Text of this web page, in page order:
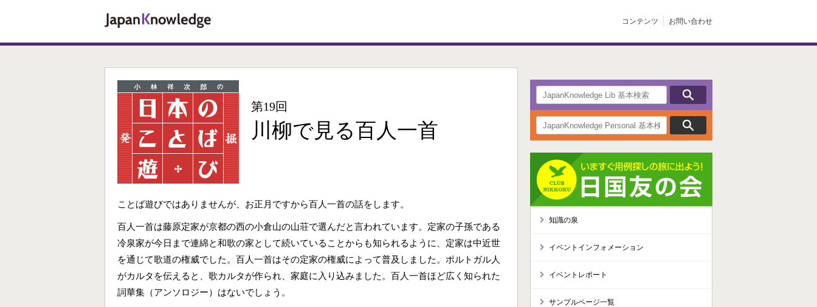
コンテンツ お問い合わせ
第19回
川柳で見る百人一首
ことば遊びではありませんが、お正月ですから百人一首の話をします。
百人一首は藤原定家が京都の西の小倉山の山荘で選んだと言われています。定家の子孫である
冷泉家が今日まで連綿と和歌の家として続いていることからも知られるように、定家は中近世
を通じて歌道の権威でした。百人一首はその定家の権威によって普及しました。ポルトガル人
がカルタを伝えると、歌カルタが作られ、家庭に入り込みました。百人一首ほど広く知られた
詞華集（アンソロジー）はないでしょう。
知識の泉
イベントインフォメーション
イベントレポート
サンプルページ一覧